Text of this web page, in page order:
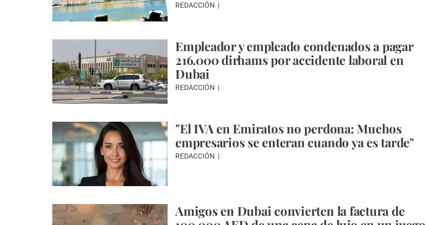
REDACCIÓN
Empleador y empleado condenados a pagar
216.000 dirhams por accidente laboral en
Dubai
REDACCIÓN
"El IVA en Emiratos no perdona: Muchos
empresarios se enteran cuando ya es tarde"
REDACCIÓN
Amigos en Dubai convierten la factura de